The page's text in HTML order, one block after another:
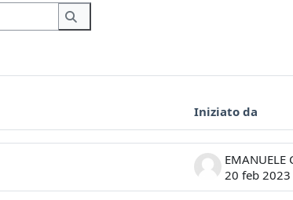
Cerca nei forum
Cerca nei forum
Iniziato da
20 feb 2023